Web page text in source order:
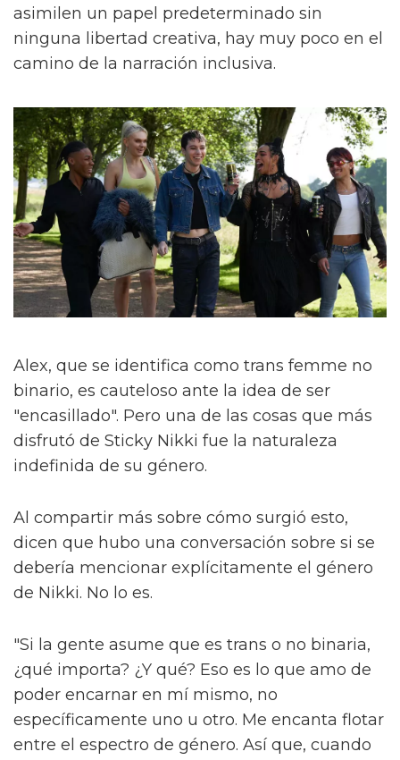
asimilen un papel predeterminado sin
ninguna libertad creativa, hay muy poco en el
camino de la narración inclusiva.
Alex, que se identifica como trans femme no
binario, es cauteloso ante la idea de ser
"encasillado". Pero una de las cosas que más
disfrutó de Sticky Nikki fue la naturaleza
indefinida de su género.
Al compartir más sobre cómo surgió esto,
dicen que hubo una conversación sobre si se
debería mencionar explícitamente el género
de Nikki. No lo es.
"Si la gente asume que es trans o no binaria,
¿qué importa? ¿Y qué? Eso es lo que amo de
poder encarnar en mí mismo, no
específicamente uno u otro. Me encanta flotar
entre el espectro de género. Así que, cuando